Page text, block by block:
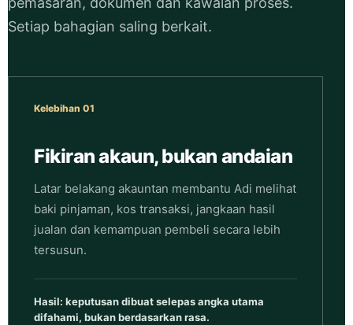
Setiap bahagian saling berkait.
Kelebihan 01
Fikiran akaun, bukan andaian
Latar belakang akauntan membantu Adi melihat
baki pinjaman, kos transaksi, jangkaan hasil
jualan dan kemampuan pembeli secara lebih
tersusun.
Hasil: keputusan dibuat selepas angka utama
difahami, bukan berdasarkan rasa.